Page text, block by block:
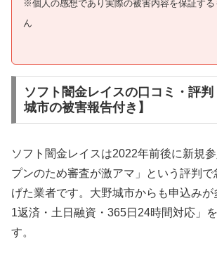
※個人の感想であり実際の被害内容を保証す
ん
ソフト闇金レイスの口コミ・評
城市の被害報告付き】
ソフト闇金レイスは2022年前後に新規
プンのため審査が激アマ」という評判で
げた業者です。大野城市からも申込みが
1返済・土日融資・365日24時間対応」
す。